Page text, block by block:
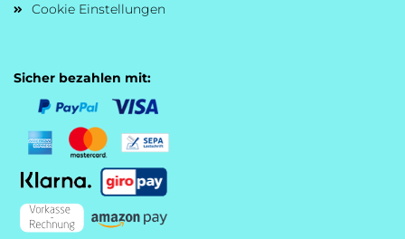
Cookie Einstellungen
Sicher bezahlen mit: